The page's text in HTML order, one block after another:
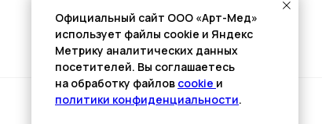
Розыгрыши и актуальные новости
в нашей официальной группе Вконтакте
Подписывайся
Официальный сайт ООО «Арт-Мед»
использует файлы cookie и Яндекс
Метрику аналитических данных
посетителей. Вы соглашаетесь
на обработку файлов cookie и
политики конфиденциальности.